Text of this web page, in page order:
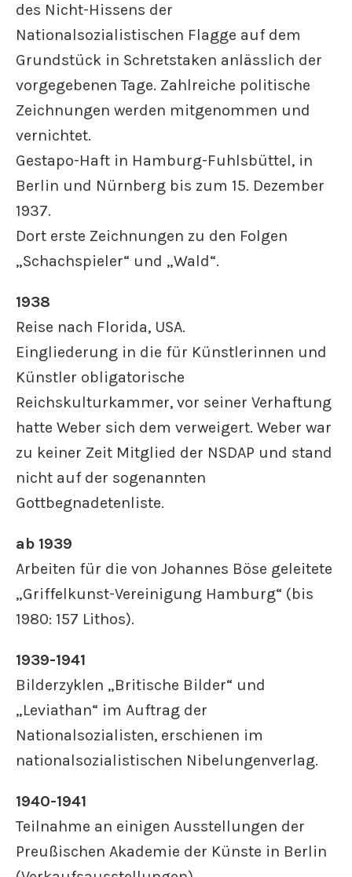
des Nicht-Hissens der
Nationalsozialistischen Flagge auf dem
Grundstück in Schretstaken anlässlich der
vorgegebenen Tage. Zahlreiche politische
Zeichnungen werden mitgenommen und
vernichtet.
Gestapo-Haft in Hamburg-Fuhlsbüttel, in
Berlin und Nürnberg bis zum 15. Dezember
1937.
Dort erste Zeichnungen zu den Folgen
„Schachspieler“ und „Wald“.
1938
Reise nach Florida, USA.
Eingliederung in die für Künstlerinnen und
Künstler obligatorische
Reichskulturkammer, vor seiner Verhaftung
hatte Weber sich dem verweigert. Weber war
zu keiner Zeit Mitglied der NSDAP und stand
nicht auf der sogenannten
Gottbegnadetenliste.
ab 1939
Arbeiten für die von Johannes Böse geleitete
„Griffelkunst-Vereinigung Hamburg“ (bis
1980: 157 Lithos).
1939-1941
Bilderzyklen „Britische Bilder“ und
„Leviathan“ im Auftrag der
Nationalsozialisten, erschienen im
nationalsozialistischen Nibelungenverlag.
1940-1941
Teilnahme an einigen Ausstellungen der
Preußischen Akademie der Künste in Berlin